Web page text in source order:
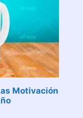
Motivación